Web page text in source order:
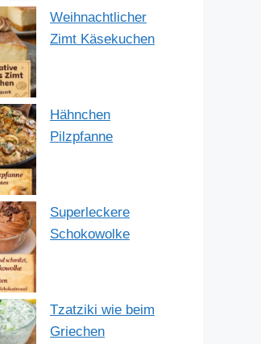
Weihnachtlicher
Zimt Käsekuchen
Hähnchen
Pilzpfanne
Superleckere
Schokowolke
Tzatziki wie beim
Griechen